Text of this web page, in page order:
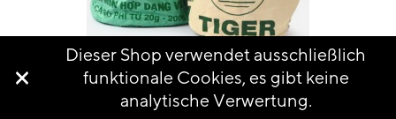

Dieser Shop verwendet ausschließlich
funktionale Cookies, es gibt keine
analytische Verwertung.